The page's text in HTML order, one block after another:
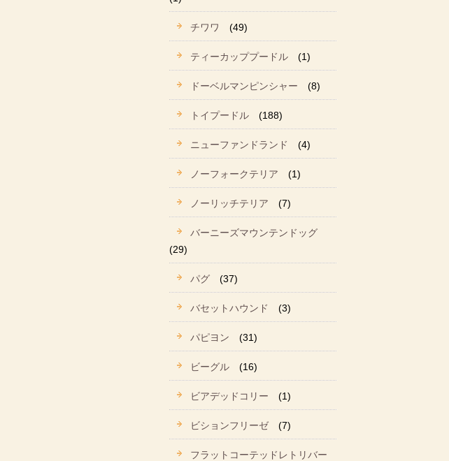
チワワ (49)
ティーカッププードル (1)
ドーベルマンピンシャー (8)
トイプードル (188)
ニューファンドランド (4)
ノーフォークテリア (1)
ノーリッチテリア (7)
バーニーズマウンテンドッグ
(29)
パグ (37)
バセットハウンド (3)
パピヨン (31)
ビーグル (16)
ビアデッドコリー (1)
ビションフリーゼ (7)
フラットコーテッドレトリバー